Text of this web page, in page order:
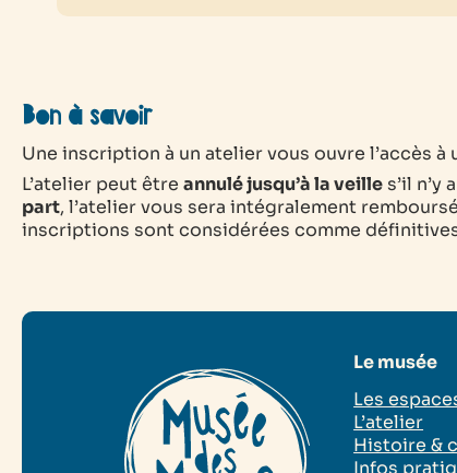
Bon à savoir
Une inscription à un atelier vous ouvre l’accès
L’atelier peut être annulé jusqu’à la veille s’il
part, l’atelier vous sera intégralement
inscriptions sont considérées comme
Le musée
Les
L’atelier
Histoire &
Infos